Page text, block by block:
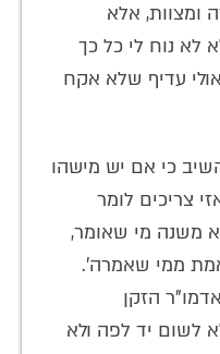
ומצוות, אלא
לא נוח לי כל כך
עדיף שלא אקח
כי אם יש מישהו
צריכים לומר
משנה מי שאומר,
ממי שאמרה'.
הזקן
לשום יד לפה ולא